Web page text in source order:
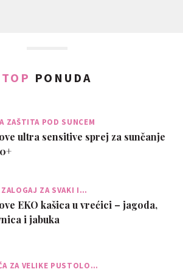
TOP PONUDA
ZAŠTITA POD SUNCEM
ultra sensitive sprej za sunčanje
ZA SVAKI I…
EKO kašica u vrećici – jagoda,
i jabuka
ZA VELIKE PUSTOLO…